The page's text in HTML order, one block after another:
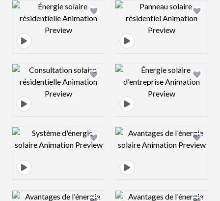
Design preview image Design preview
Design preview image Design preview
Design preview image Design preview
Design preview image Design preview